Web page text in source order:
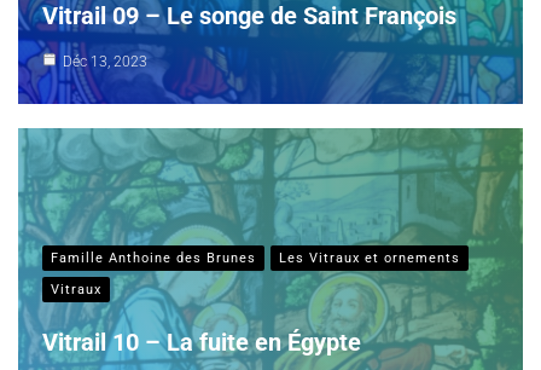
Vitrail 09 – Le songe de Saint François
Déc 13, 2023
Famille Anthoine des Brunes
Les Vitraux et ornements
Vitraux
Vitrail 10 – La fuite en Égypte